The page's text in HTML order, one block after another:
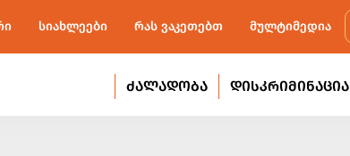
სიახლეები რას ვაკეთებთ მულტიმედია
ᲫᲐᲚᲐᲓᲝᲑᲐ ᲓᲘᲡᲙᲠᲘᲛᲘᲜᲐᲪᲘᲐ